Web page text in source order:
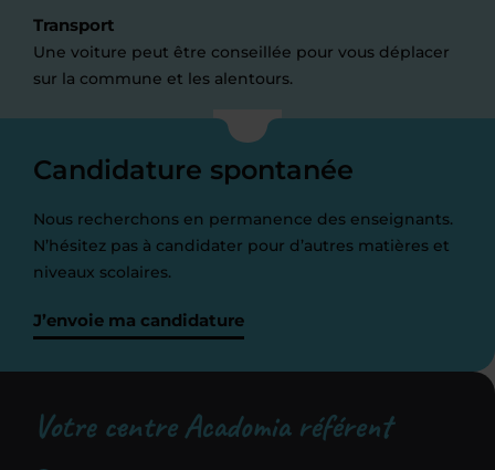
Transport
Une voiture peut être conseillée pour vous déplacer
sur la commune et les alentours.
Candidature spontanée
Nous recherchons en permanence des enseignants.
N’hésitez pas à candidater pour d’autres matières et
niveaux scolaires.
J’envoie ma candidature
Votre centre Acadomia référent